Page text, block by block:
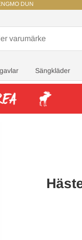
DUN
Sängkläder